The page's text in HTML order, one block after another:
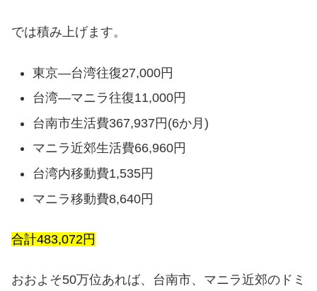
では積み上げます。
東京―台湾往復27,000円
台湾―マニラ往復11,000円
台南市生活費367,937円(6か月)
マニラ近郊生活費66,960円
台湾内移動費1,535円
マニラ移動費8,640円
合計483,072円
おおよそ50万位あれば、台南市、マニラ近郊のドミ